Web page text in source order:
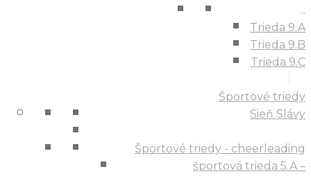
...
Trieda 9.A
Trieda 9.B
Trieda 9.C
Športové triedy
Sieň Slávy
Športové triedy - cheerleading
športová trieda 5.A –